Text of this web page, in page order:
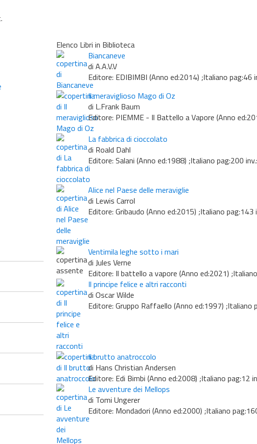
Elenco Libri in Biblioteca
Biancaneve
di A.A.V.V
Editore: EDIBIMBI (Anno ed:2014) ;Italiano pag:46
Il meraviglioso Mago di Oz
di L.Frank Baum
Editore: PIEMME - Il Battello a Vapore (Anno
La fabbrica di cioccolato
di Roald Dahl
Editore: Salani (Anno ed:1988) ;Italiano pag:200
Alice nel Paese delle meraviglie
di Lewis Carrol
Editore: Gribaudo (Anno ed:2015) ;Italiano pag:143
Ventimila leghe sotto i mari
di Jules Verne
Editore: Il battello a vapore (Anno ed:2021)
Il principe felice e altri racconti
di Oscar Wilde
Editore: Gruppo Raffaello (Anno ed:1997) ;Italiano
Il brutto anatroccolo
di Hans Christian Andersen
Editore: Edi Bimbi (Anno ed:2008) ;Italiano pag:12
Le avventure dei Mellops
di Tomi Ungerer
Editore: Mondadori (Anno ed:2000) ;Italiano